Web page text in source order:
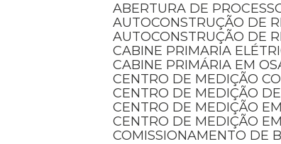
ABERTURA DE
AUTOCONSTRUÇÃO DE
AUTOCONSTRUÇÃO DE
CABINE PRIMARIA
CABINE PRIMÁRIA EM
CENTRO DE MEDIÇÃO
CENTRO DE MEDIÇÃO
CENTRO DE MEDIÇÃO
CENTRO DE MEDIÇÃO
COMISSIONAMENTO DE